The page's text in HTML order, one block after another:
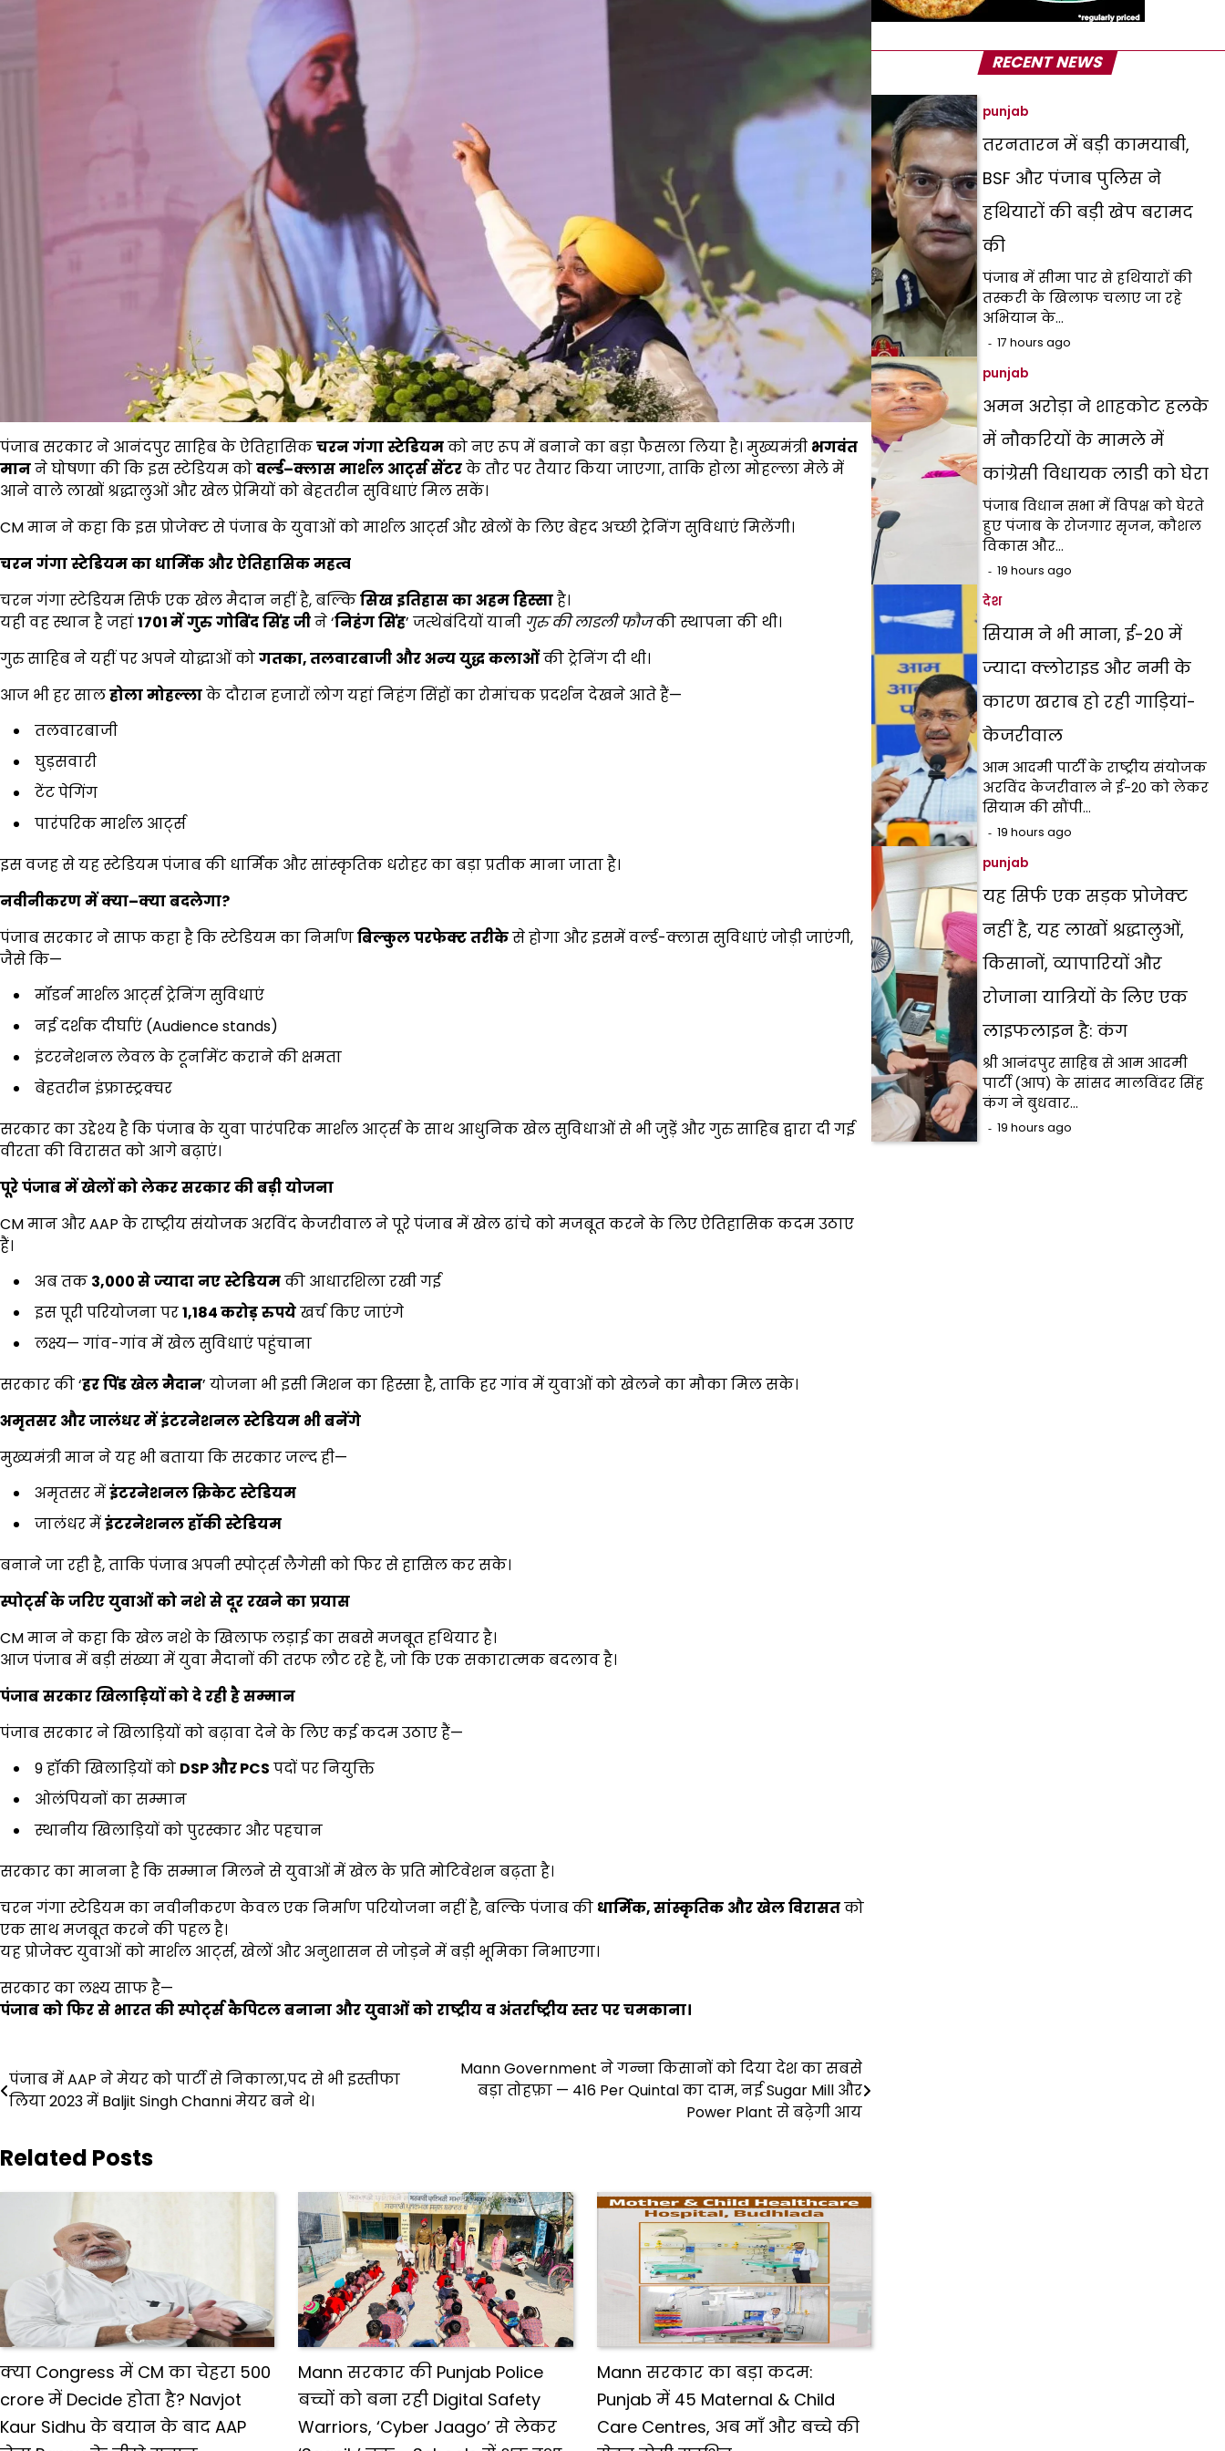
पंजाब सरकार ने आनंदपुर साहिब के ऐतिहासिकचरनगंगास्टेडियमको नए रूप में बनाने का बड़ा फैसला लिया है। मुख्यमंत्री भगवंत
मानने घोषणा की कि इस स्टेडियम कोवर्ल्ड–क्लासमार्शल आर्ट्ससेंटरके तौर पर तैयार किया जाएगा, ताकि होला मोहल्ला मेले में
आने वाले लाखों श्रद्धालुओं और खेल प्रेमियों को बेहतरीन सुविधाएं मिल सकें।
CM मान ने कहा कि इस प्रोजेक्ट से पंजाब के युवाओं को मार्शल आर्ट्स और खेलों के लिए बेहद अच्छी ट्रेनिंग सुविधाएं मिलेंगी।
चरनगंगास्टेडियमका धार्मिक औरऐतिहासिकमहत्व
चरन गंगा स्टेडियम सिर्फ एक खेल मैदान नहीं है, बल्किसिखइतिहासकाअहमहिस्साहै।
यही वह स्थान है जहां1701मेंगुरुगोबिंदसिंहजीने ‘निहंगसिंह’ जत्थेबंदियों यानी गुरु की लाडली फौजकी स्थापना की थी।
गुरु साहिब ने यहीं पर अपने योद्धाओं कोगतका,तलवारबाजी औरअन्ययुद्धकलाओंकी ट्रेनिंग दी थी।
आज भी हर सालहोलामोहल्लाके दौरान हजारों लोग यहां निहंग सिंहों का रोमांचक प्रदर्शन देखने आते हैं—
तलवारबाजी
घुड़सवारी
टेंट पेगिंग
पारंपरिक मार्शल आर्ट्स
इस वजह से यह स्टेडियम पंजाब की धार्मिक और सांस्कृतिक धरोहर का बड़ा प्रतीक माना जाता है।
नवीनीकरणमेंक्या–क्याबदलेगा?
पंजाब सरकार ने साफ कहा है कि स्टेडियम का निर्माणबिल्कुलपरफेक्टतरीकेसे होगा और इसमें वर्ल्ड-क्लास सुविधाएं जोड़ी जाएंगी,
जैसे कि—
मॉडर्न मार्शल आर्ट्स ट्रेनिंग सुविधाएं
नई दर्शक दीर्घाएं (Audience stands)
इंटरनेशनल लेवल के टूर्नामेंट कराने की क्षमता
बेहतरीन इंफ्रास्ट्रक्चर
सरकार का उद्देश्य है कि पंजाब के युवा पारंपरिक मार्शल आर्ट्स के साथ आधुनिक खेल सुविधाओं से भी जुड़ें और गुरु साहिब द्वारा दी गई
वीरता की विरासत को आगे बढ़ाएं।
पूरेपंजाबमेंखेलोंकोलेकरसरकारकीबड़ीयोजना
CM मान और AAP के राष्ट्रीय संयोजक अरविंद केजरीवाल ने पूरे पंजाब में खेल ढांचे को मजबूत करने के लिए ऐतिहासिक कदम उठाए
हैं।
अब तक 3,000सेज्यादानएस्टेडियमकी आधारशिला रखी गई
इस पूरी परियोजना पर1,184करोड़रुपयेखर्च किए जाएंगे
लक्ष्य— गांव-गांव में खेल सुविधाएं पहुंचाना
सरकार की ‘हरपिंडखेलमैदान’ योजना भी इसी मिशन का हिस्सा है, ताकि हर गांव में युवाओं को खेलने का मौका मिल सके।
अमृतसर औरजालंधरमेंइंटरनेशनलस्टेडियम भीबनेंगे
मुख्यमंत्री मान ने यह भी बताया कि सरकार जल्द ही—
अमृतसर मेंइंटरनेशनलक्रिकेटस्टेडियम
जालंधर मेंइंटरनेशनलहॉकीस्टेडियम
बनाने जा रही है, ताकि पंजाब अपनी स्पोर्ट्स लैगेसी को फिर से हासिल कर सके।
स्पोर्ट्सकेजरिएयुवाओंकोनशेसेदूररखनेकाप्रयास
CM मान ने कहा कि खेल नशे के खिलाफ लड़ाई का सबसे मजबूत हथियार है।
आज पंजाब में बड़ी संख्या में युवा मैदानों की तरफ लौट रहे हैं, जो कि एक सकारात्मक बदलाव है।
पंजाबसरकारखिलाड़ियोंकोदेरहीहैसम्मान
पंजाब सरकार ने खिलाड़ियों को बढ़ावा देने के लिए कई कदम उठाए हैं—
9 हॉकी खिलाड़ियों को DSPऔरPCS पदों पर नियुक्ति
ओलंपियनों का सम्मान
स्थानीय खिलाड़ियों को पुरस्कार और पहचान
सरकार का मानना है कि सम्मान मिलने से युवाओं में खेल के प्रति मोटिवेशन बढ़ता है।
चरन गंगा स्टेडियम का नवीनीकरण केवल एक निर्माण परियोजना नहीं है, बल्कि पंजाब की धार्मिक,सांस्कृतिक औरखेलविरासतको
एक साथ मजबूत करने की पहल है।
यह प्रोजेक्ट युवाओं को मार्शल आर्ट्स, खेलों और अनुशासन से जोड़ने में बड़ी भूमिका निभाएगा।
सरकार का लक्ष्य साफ है—
पंजाबकोफिरसे भारतकीस्पोर्ट्सकैपिटलबनाना औरयुवाओंकोराष्ट्रीयवअंतर्राष्ट्रीयस्तरपरचमकाना।
Post
navigation
पंजाब में AAP ने मेयर को पार्टी से निकाला,पद से भी इस्तीफा
लिया 2023 में Baljit Singh Channi मेयर बने थे।
Mann Government ने गन्ना किसानों को दिया देश का सबसे
बड़ा तोहफ़ा — ₹416 Per Quintal का दाम, नई Sugar Mill और
Power Plant से बढ़ेगी आय
Related Posts
क्या Congress में CM का चेहरा 500
crore में Decide होता है? Navjot
Kaur Sidhu के बयान के बाद AAP
Mann सरकार की Punjab Police
बच्चों को बना रही Digital Safety
Warriors, ‘Cyber Jaago’ से लेकर
Mann सरकार का बड़ा कदम:
Punjab में 45 Maternal & Child
Care Centres, अब माँ और बच्चे की
RECENT NEWS
punjab
तरनतारन में बड़ी कामयाबी,
BSF और पंजाब पुलिस ने
हथियारों की बड़ी खेप बरामद
की
पंजाब में सीमा पार से हथियारों की
तस्करी के खिलाफ चलाए जा रहे
अभियान के…
17 hours ago
punjab
अमन अरोड़ा ने शाहकोट हलके
में नौकरियों के मामले में
कांग्रेसी विधायक लाडी को घेरा
पंजाब विधान सभा में विपक्ष को घेरते
हुए पंजाब के रोजगार सृजन, कौशल
विकास और…
19 hours ago
देश
सियाम ने भी माना, ई-20 में
ज्यादा क्लोराइड और नमी के
कारण खराब हो रही गाड़ियां-
केजरीवाल
आम आदमी पार्टी के राष्ट्रीय संयोजक
अरविंद केजरीवाल ने ई-20 को लेकर
सियाम की सौंपी…
19 hours ago
punjab
यह सिर्फ एक सड़क प्रोजेक्ट
नहीं है, यह लाखों श्रद्धालुओं,
किसानों, व्यापारियों और
रोजाना यात्रियों के लिए एक
लाइफलाइन है: कंग
श्री आनंदपुर साहिब से आम आदमी
पार्टी (आप) के सांसद मालविंदर सिंह
कंग ने बुधवार…
19 hours ago